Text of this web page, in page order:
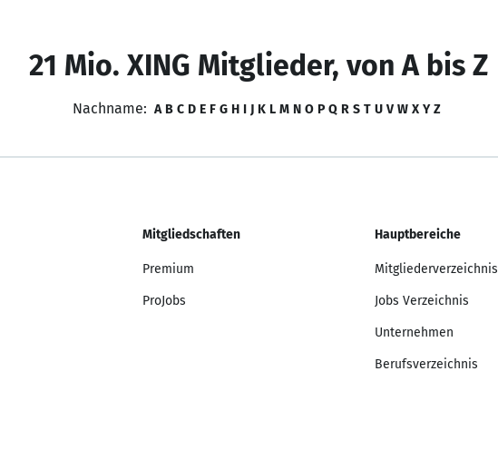
21 Mio. XING Mitglieder, von A bis Z
Nachname: A B C D E F G H I J K L M N O P Q R S T U V W X Y Z
Mitgliedschaften
Premium
ProJobs
Hauptbereiche
Mitgliederverzeichnis
Jobs Verzeichnis
Unternehmen
Berufsverzeichnis